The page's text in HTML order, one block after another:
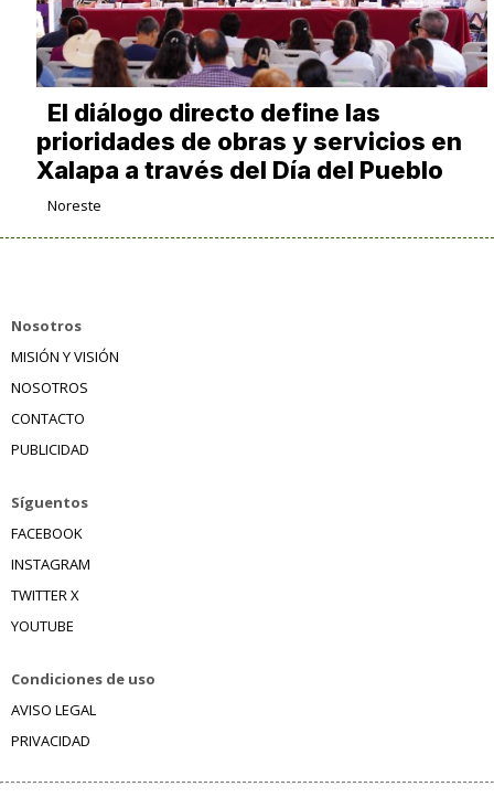
El diálogo directo define las
prioridades de obras y servicios en
Xalapa a través del Día del Pueblo
Noreste
Nosotros
MISIÓN Y VISIÓN
NOSOTROS
CONTACTO
PUBLICIDAD
Síguentos
FACEBOOK
INSTAGRAM
TWITTER X
YOUTUBE
Condiciones de uso
AVISO LEGAL
PRIVACIDAD